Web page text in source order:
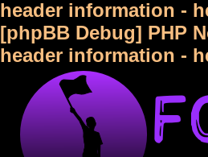
header information -
[phpBB Debug] PHP
header information -